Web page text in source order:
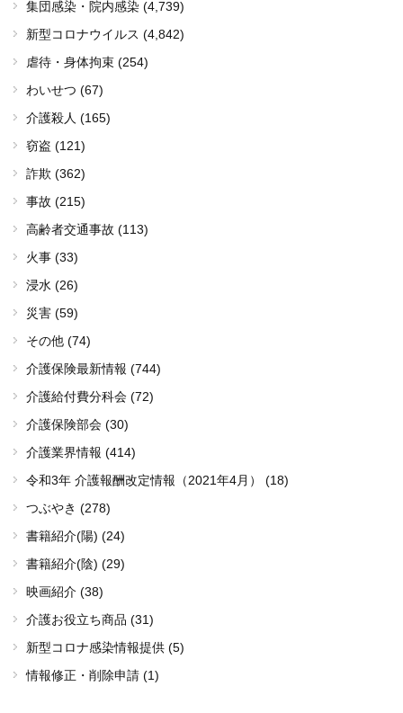
集団感染・院内感染 (4,739)
新型コロナウイルス (4,842)
虐待・身体拘束 (254)
わいせつ (67)
介護殺人 (165)
窃盗 (121)
詐欺 (362)
事故 (215)
高齢者交通事故 (113)
火事 (33)
浸水 (26)
災害 (59)
その他 (74)
介護保険最新情報 (744)
介護給付費分科会 (72)
介護保険部会 (30)
介護業界情報 (414)
令和3年 介護報酬改定情報（2021年4月） (18)
つぶやき (278)
書籍紹介(陽) (24)
書籍紹介(陰) (29)
映画紹介 (38)
介護お役立ち商品 (31)
新型コロナ感染情報提供 (5)
情報修正・削除申請 (1)